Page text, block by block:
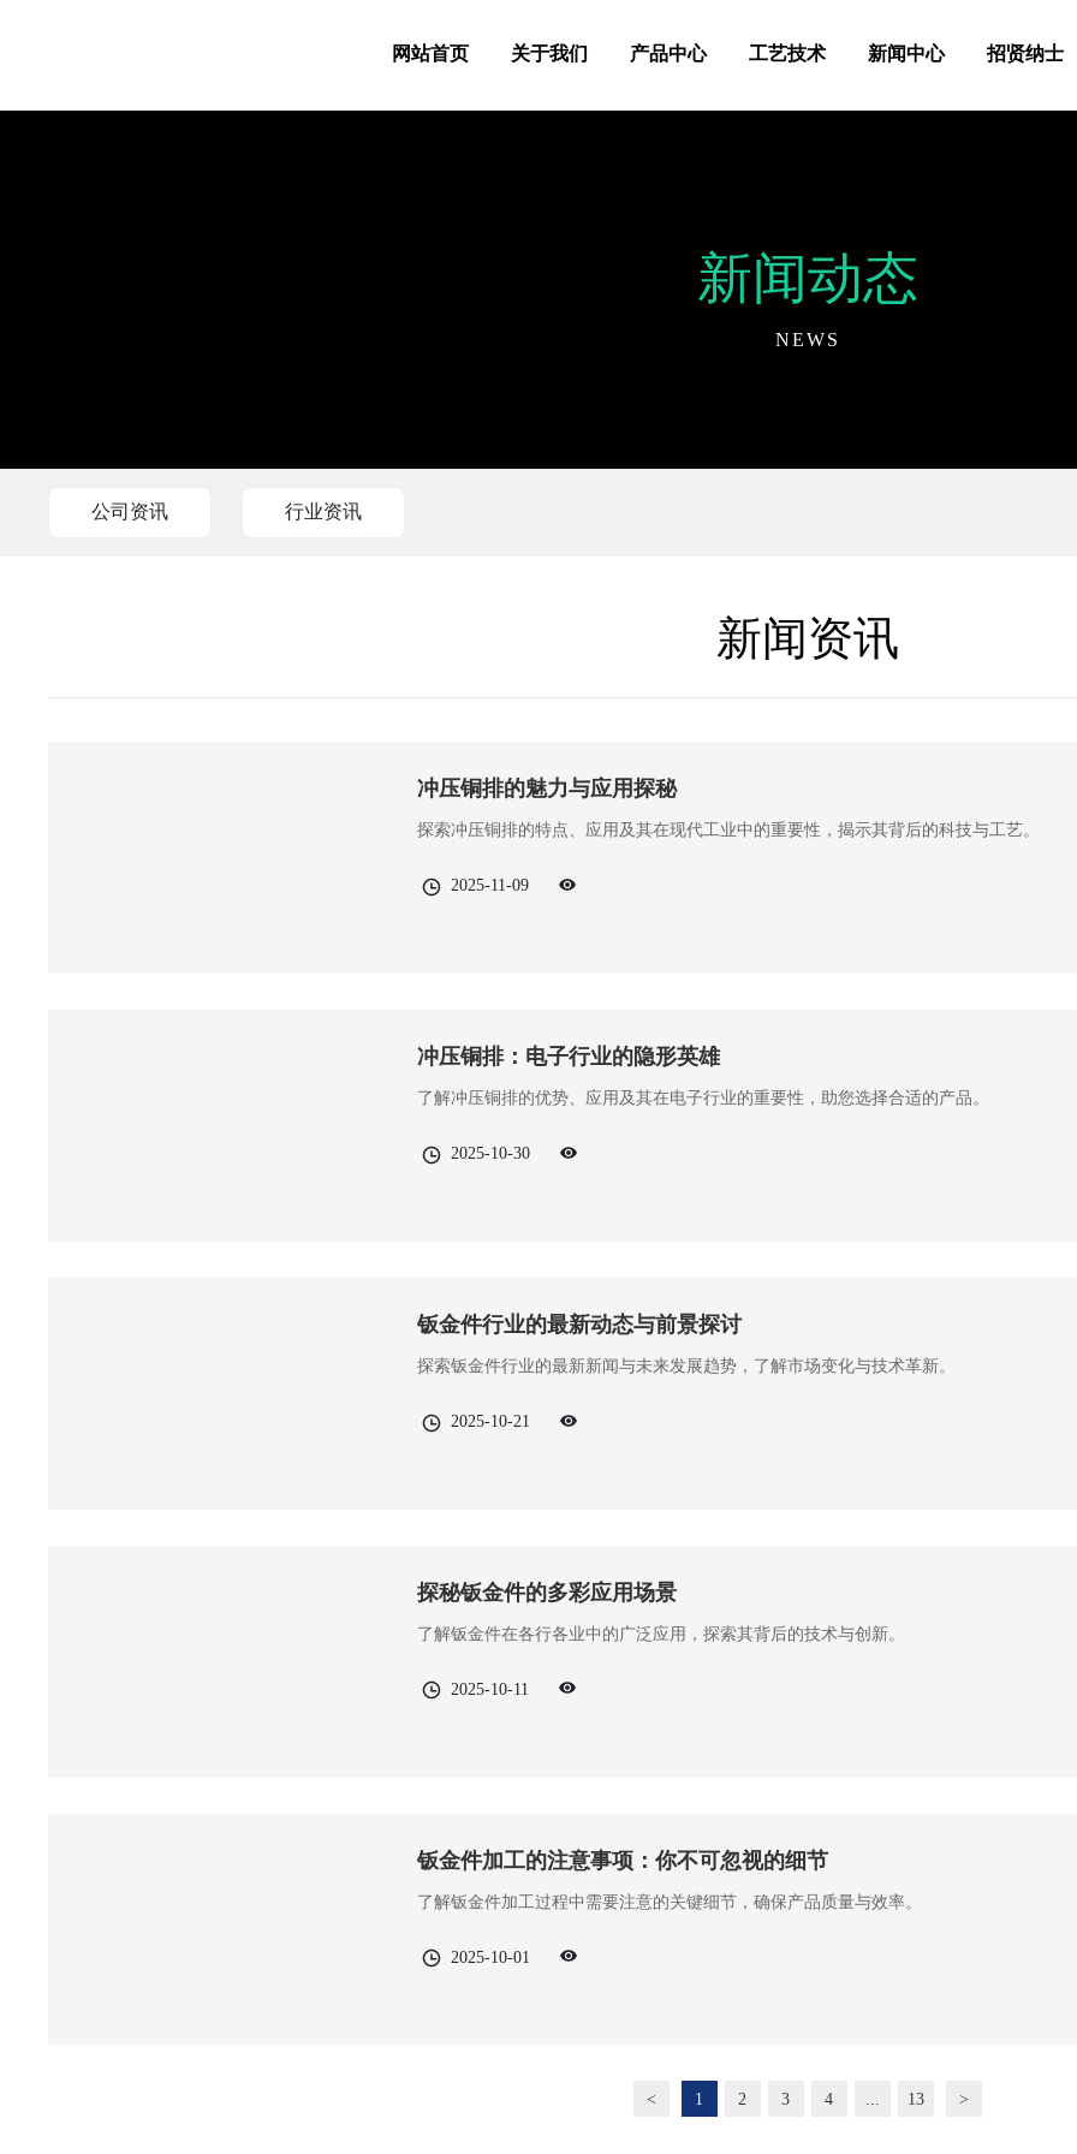
网站首页 关于我们 产品中心 工艺技术 新闻中心 招贤纳士
新闻动态
NEWS
公司资讯 行业资讯
新闻资讯
冲压铜排的魅力与应用探秘
探索冲压铜排的特点、应用及其在现代工业中的重要性，揭示其背后的科技与工艺。
2025-11-09
冲压铜排：电子行业的隐形英雄
了解冲压铜排的优势、应用及其在电子行业的重要性，助您选择合适的产品。
2025-10-30
钣金件行业的最新动态与前景探讨
探索钣金件行业的最新新闻与未来发展趋势，了解市场变化与技术革新。
2025-10-21
探秘钣金件的多彩应用场景
了解钣金件在各行各业中的广泛应用，探索其背后的技术与创新。
2025-10-11
钣金件加工的注意事项：你不可忽视的细节
了解钣金件加工过程中需要注意的关键细节，确保产品质量与效率。
2025-10-01
< 1 2 3 4 ... 13 >